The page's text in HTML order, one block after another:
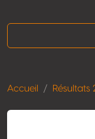
Accueil Résultats